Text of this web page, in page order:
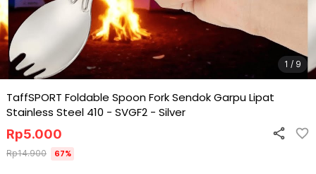
1 / 9
TaffSPORT Foldable Spoon Fork Sendok Garpu Lipat
Stainless Steel 410 - SVGF2 - Silver
Rp5.000
Rp14.900 67%